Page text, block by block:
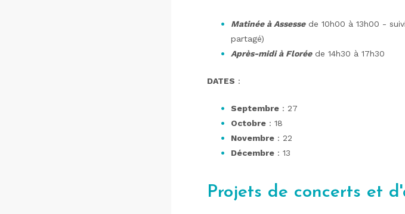
Matinée à Assessede 10h00 à 13h00 -
partagé)
Après-midi à Floréede 14h30 à 17h30
DATES :
Septembre : 27
Octobre : 18
Novembre : 22
Décembre : 13
Projets de concerts et